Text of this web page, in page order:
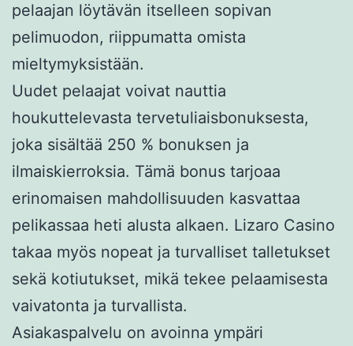
pelaajan löytävän itselleen sopivan
pelimuodon, riippumatta omista
mieltymyksistään.
Uudet pelaajat voivat nauttia
houkuttelevasta tervetuliaisbonuksesta,
joka sisältää 250 % bonuksen ja
ilmaiskierroksia. Tämä bonus tarjoaa
erinomaisen mahdollisuuden kasvattaa
pelikassaa heti alusta alkaen. Lizaro Casino
takaa myös nopeat ja turvalliset talletukset
sekä kotiutukset, mikä tekee pelaamisesta
vaivatonta ja turvallista.
Asiakaspalvelu on avoinna ympäri